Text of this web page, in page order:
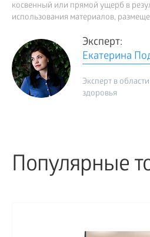
косвенный или прямой ущерб в
использования материалов,
Эксперт:
Екатерина
Эксперт в
здоровья
Популярные